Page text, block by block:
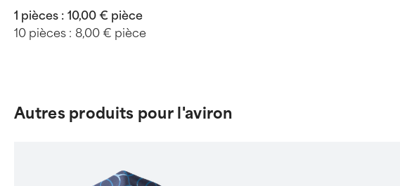
1 pièces : 10,00 € pièce
10 pièces : 8,00 € pièce
Autres produits pour l'aviron